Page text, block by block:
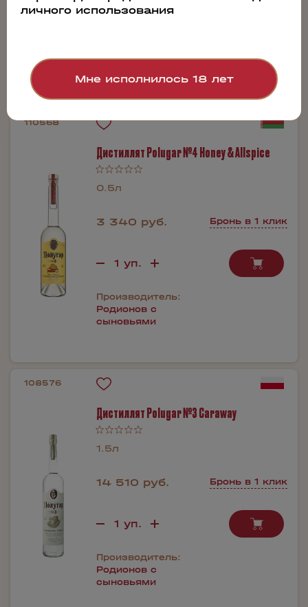
сыновьями
110568
Дистиллят Polugar №4 Honey & Allspice
0.5л
3 340 руб. Бронь в 1 клик
Производитель:
Родионов с
сыновьями
108576
Дистиллят Polugar №3 Caraway
1.5л
14 510 руб. Бронь в 1 клик
Производитель:
Родионов с
сыновьями
личного использования
Мне исполнилось 18 лет